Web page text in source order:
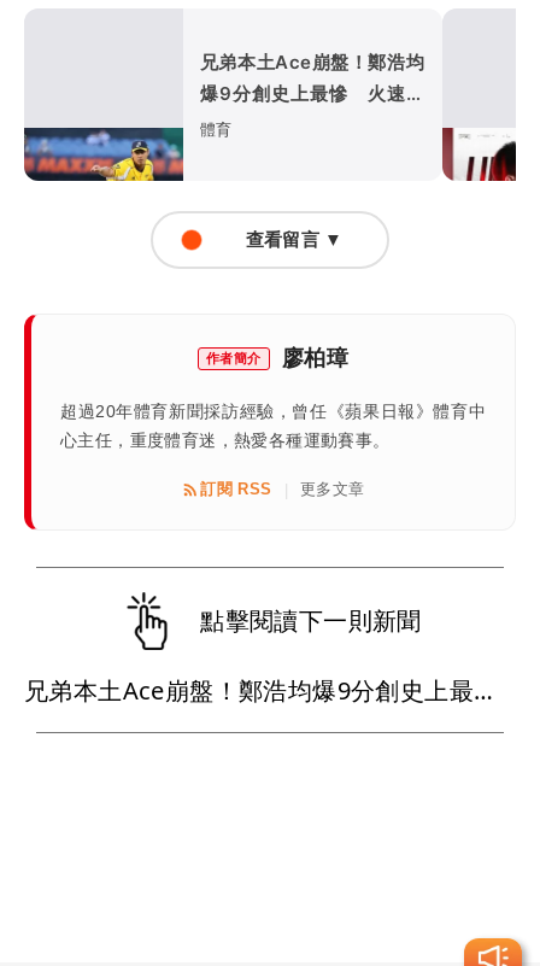
兄弟本土Ace崩盤！鄭浩均
爆9分創史上最慘 火速下
放二軍
體育
查看留言 ▼
作者簡介 廖柏璋
超過20年體育新聞採訪經驗，曾任《蘋果日報》體育中
心主任，重度體育迷，熱愛各種運動賽事。
訂閱 RSS | 更多文章
點擊閱讀下一則新聞
兄弟本土Ace崩盤！鄭浩均爆9分創史上最慘 火速下放二軍